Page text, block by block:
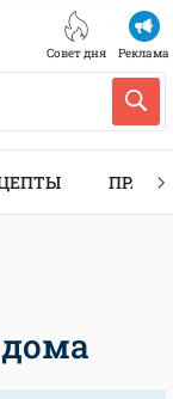
Совет дня Реклама